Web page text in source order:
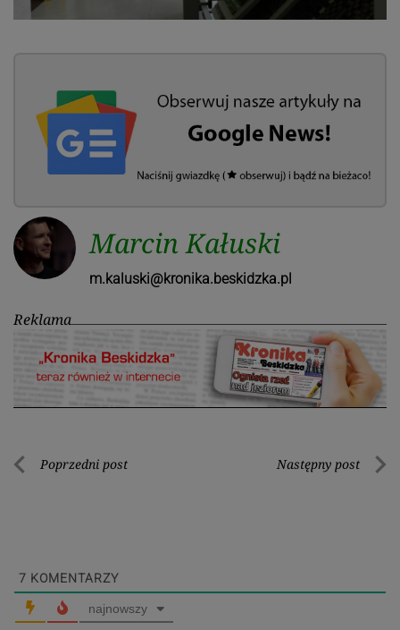
Marcin Kałuski
m.kaluski@kronika.beskidzka.pl
Reklama
Nawigacja
Poprzedni post Następny post
7 KOMENTARZY
najnowszy